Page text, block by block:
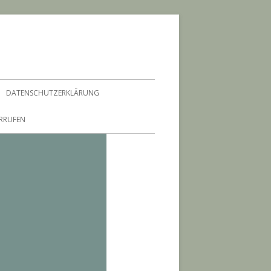
DATENSCHUTZERKLÄRUNG